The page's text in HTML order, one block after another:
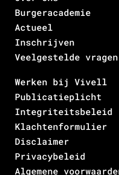
Burgeracademie
Actueel
Inschrijven
Veelgestelde vragen
Werken bij Vivell
Publicatieplicht
Integriteitsbeleid
Klachtenformulier
Disclaimer
Privacybeleid
Algemene